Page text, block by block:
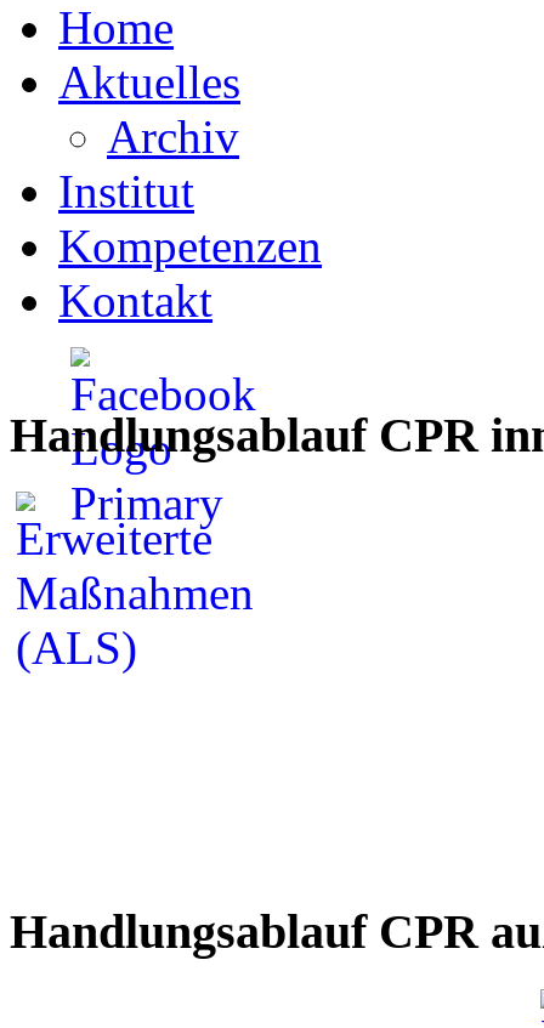
Home
Aktuelles
Archiv
Institut
Kompetenzen
Kontakt
Handlungsablauf CPR
Handlungsablauf CPR